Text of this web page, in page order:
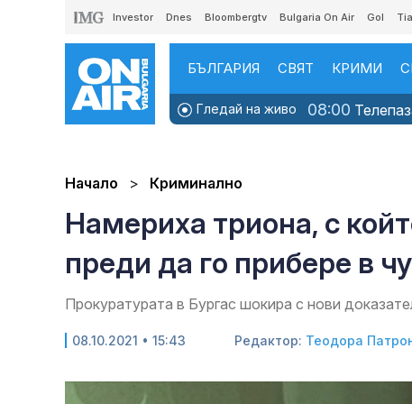
Investor Dnes Bloombergtv Bulgaria On Air Gol
БЪЛГАРИЯ СВЯТ КРИМИ
Гледай на живо 08:00
Начало Криминално
Намериха триона, с
преди да го прибере в
Прокуратурата в Бургас шокира с нови
08.10.2021 • 15:43 Редактор: Теодора